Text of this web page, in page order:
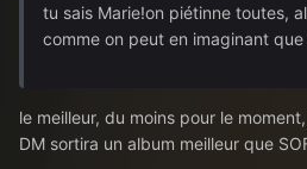
tu sais Marie!on piétinne toutes,
comme on peut en imaginant que
le meilleur, du moins pour le
DM sortira un album meilleur que